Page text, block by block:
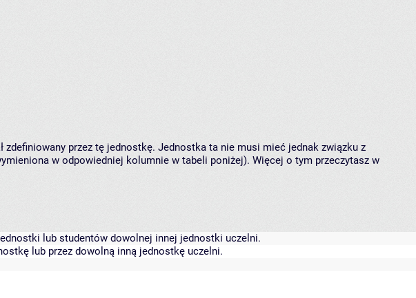
przez tę jednostkę. Jednostka ta nie musi mieć jednak związku z
w odpowiedniej kolumnie w tabeli poniżej). Więcej o tym przeczytasz w
lub studentów dowolnej innej jednostki uczelni.
lub przez dowolną inną jednostkę uczelni.